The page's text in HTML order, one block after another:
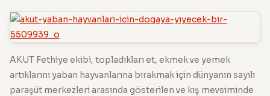
AKUT Fethiye ekibi, topladıkları et, ekmek ve yemek
artıklarını yaban hayvanlarına bırakmak için dünyanın sayılı
paraşüt merkezleri arasında gösterilen ve kış mevsiminde